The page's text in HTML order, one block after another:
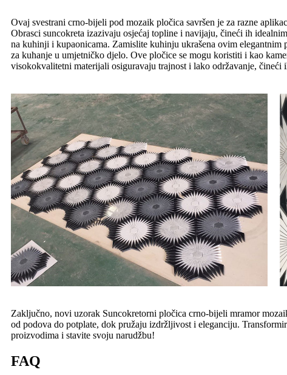
Ovaj svestrani crno-bijeli pod mozaik pločica savršen je za razne
Obrasci suncokreta izazivaju osjećaj topline i navijaju, čineći ih
na kuhinji i kupaonicama. Zamislite kuhinju ukrašena ovim
za kuhanje u umjetničko djelo. Ove pločice se mogu koristiti i kao
visokokvalitetni materijali osiguravaju trajnost i lako održavanje, čineći
Zaključno, novi uzorak Suncokretorni pločica crno-bijeli mramor
od podova do potplate, dok pružaju izdržljivost i eleganciju.
proizvodima i stavite svoju narudžbu!
FAQ